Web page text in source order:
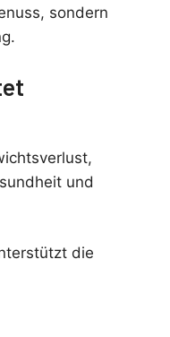
sondern
und
die